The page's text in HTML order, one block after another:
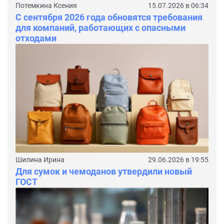
Потемкина Ксения 15.07.2026 в 06:34
С сентября 2026 года обновятся требования
для компаний, работающих с опасными
отходами
Шилина Ирина 29.06.2026 в 19:55
Для сумок и чемоданов утвердили новый
ГОСТ